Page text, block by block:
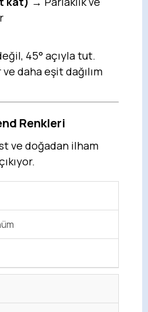
45° açıyla tut.
daha eşit dağılım
Renkleri
ve doğadan ilham